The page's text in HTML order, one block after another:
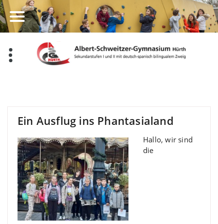
Zum
Inhalt
springen
Ein Ausflug ins Phantasialand
Hallo, wir sind
die